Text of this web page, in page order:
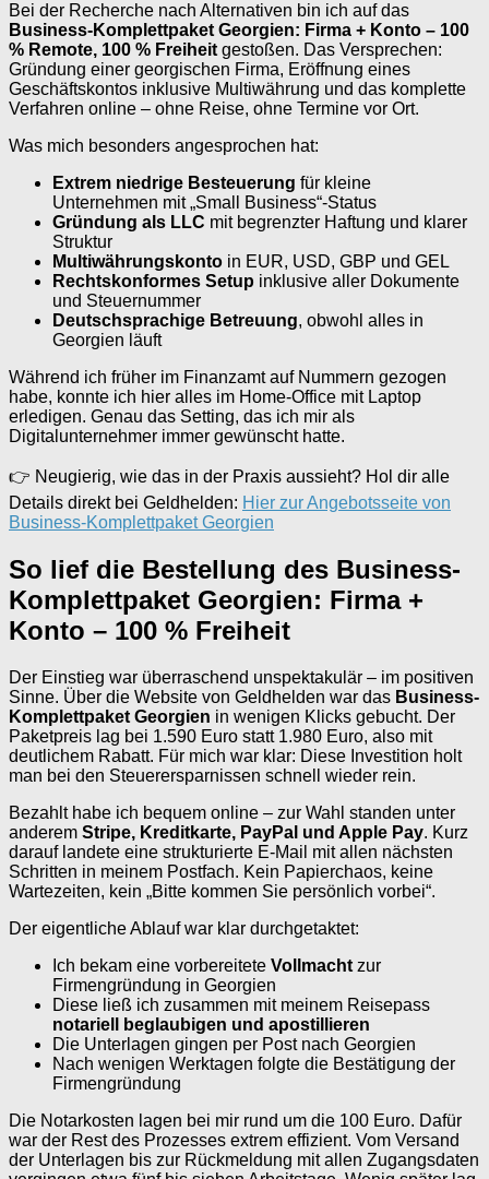
Bei der Recherche nach Alternativen bin ich auf das
Business-Komplettpaket Georgien: Firma + Konto – 100
% Remote, 100 % Freiheitgestoßen. Das Versprechen:
Gründung einer georgischen Firma, Eröffnung eines
Geschäftskontos inklusive Multiwährung und das komplette
Verfahren online – ohne Reise, ohne Termine vor Ort.
Was mich besonders angesprochen hat:
Extrem niedrige Besteuerung für kleine
Unternehmen mit „Small Business“-Status
Gründung als LLC mit begrenzter Haftung und klarer
Struktur
Multiwährungskonto in EUR, USD, GBP und GEL
Rechtskonformes Setup inklusive aller Dokumente
und Steuernummer
Deutschsprachige Betreuung, obwohl alles in
Georgien läuft
Während ich früher im Finanzamt auf Nummern gezogen
habe, konnte ich hier alles im Home-Office mit Laptop
erledigen. Genau das Setting, das ich mir als
Digitalunternehmer immer gewünscht hatte.
👉 Neugierig, wie das in der Praxis aussieht? Hol dir alle
Details direkt bei Geldhelden: Hier zur Angebotsseite von
Business-Komplettpaket Georgien
So lief die Bestellung des Business-
Komplettpaket Georgien: Firma +
Konto – 100 % Freiheit
Der Einstieg war überraschend unspektakulär – im positiven
Sinne. Über die Website von Geldhelden war das Business-
Komplettpaket Georgien in wenigen Klicks gebucht. Der
Paketpreis lag bei 1.590 Euro statt 1.980 Euro, also mit
deutlichem Rabatt. Für mich war klar: Diese Investition holt
man bei den Steuerersparnissen schnell wieder rein.
Bezahlt habe ich bequem online – zur Wahl standen unter
anderem Stripe, Kreditkarte, PayPal und Apple Pay. Kurz
darauf landete eine strukturierte E-Mail mit allen nächsten
Schritten in meinem Postfach. Kein Papierchaos, keine
Wartezeiten, kein „Bitte kommen Sie persönlich vorbei“.
Der eigentliche Ablauf war klar durchgetaktet:
Ich bekam eine vorbereitete Vollmacht zur
Firmengründung in Georgien
Diese ließ ich zusammen mit meinem Reisepass
notariell beglaubigen und apostillieren
Die Unterlagen gingen per Post nach Georgien
Nach wenigen Werktagen folgte die Bestätigung der
Firmengründung
Die Notarkosten lagen bei mir rund um die 100 Euro. Dafür
war der Rest des Prozesses extrem effizient. Vom Versand
der Unterlagen bis zur Rückmeldung mit allen Zugangsdaten